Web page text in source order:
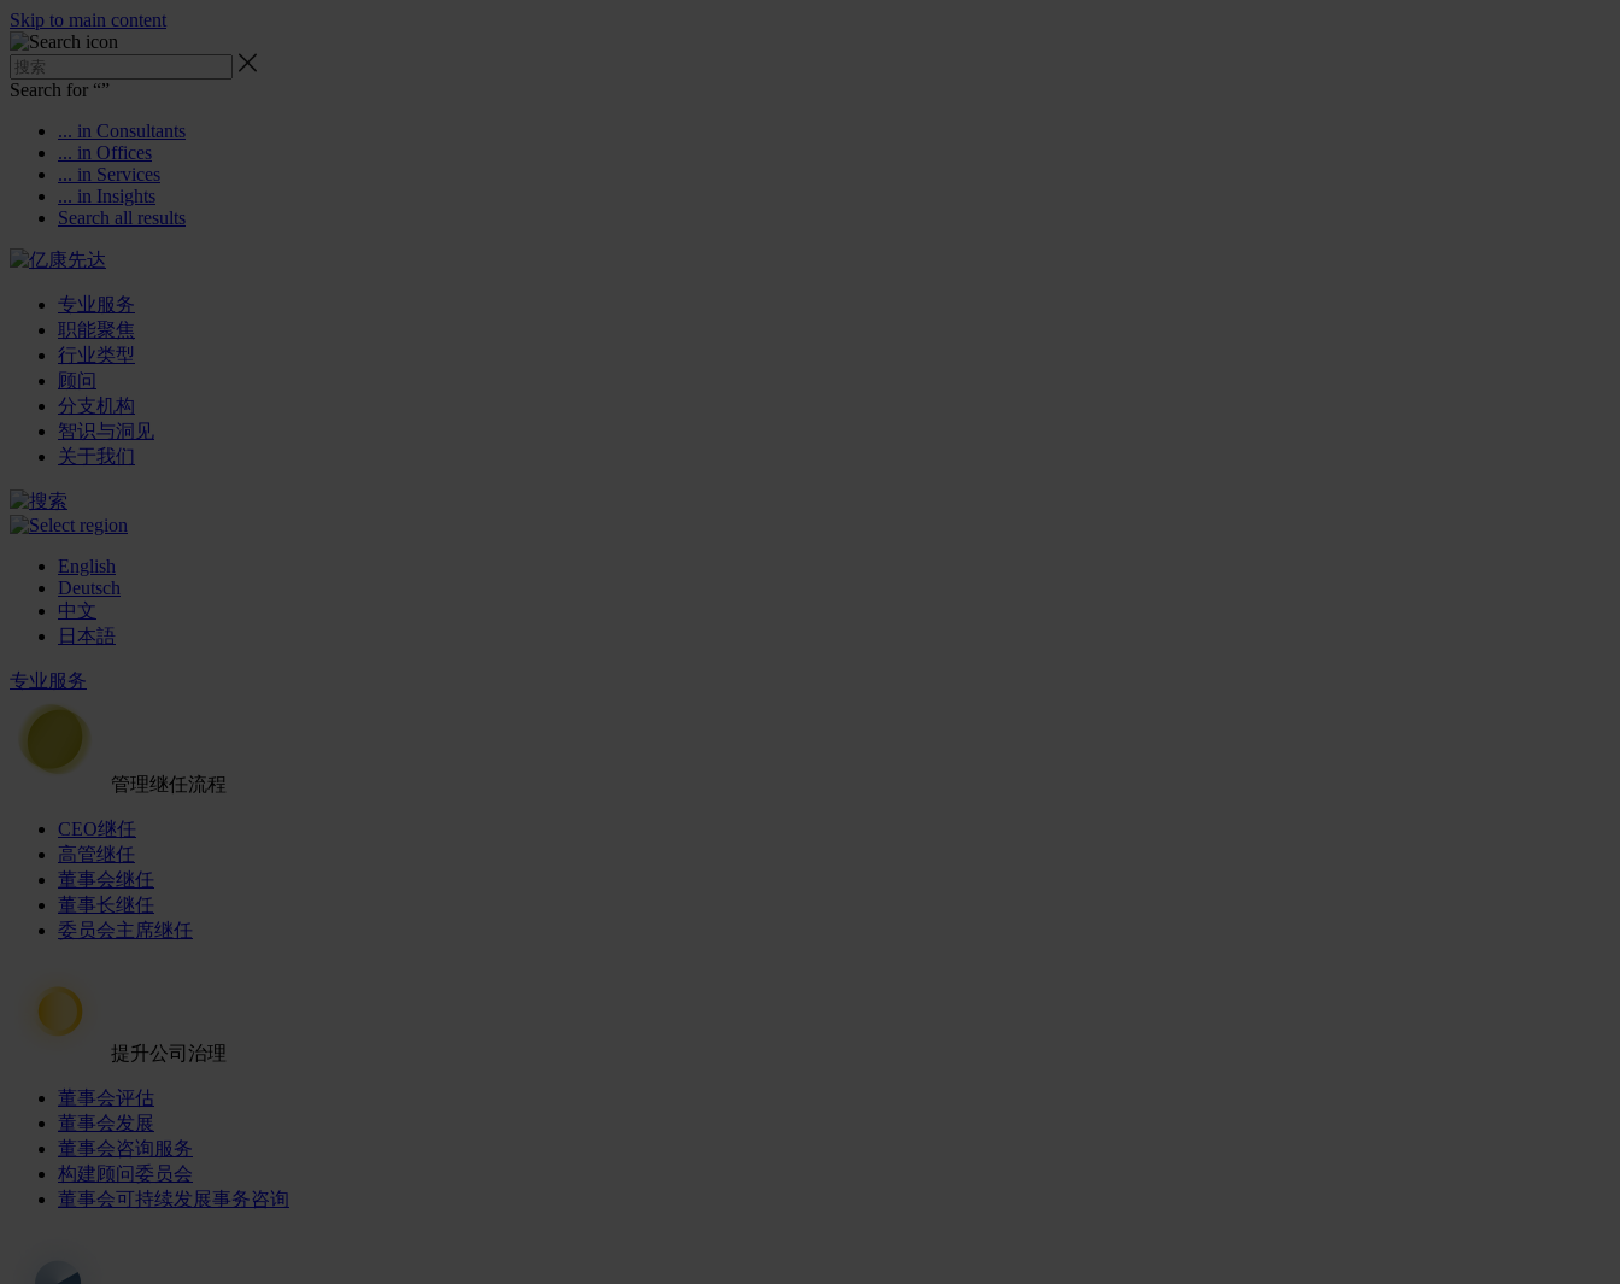
Skip to main content
Search for “”
... in Consultants
... in Offices
... in Services
... in Insights
Search all results
专业服务
职能聚焦
行业类型
顾问
分支机构
智识与洞见
关于我们
English
Deutsch
中文
日本語
专业服务
管理继任流程
CEO继任
高管继任
董事会继任
董事长继任
委员会主席继任
提升公司治理
董事会评估
董事会发展
董事会咨询服务
构建顾问委员会
董事会可持续发展事务咨询